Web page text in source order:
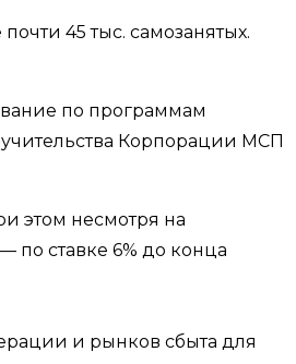
45 тыс. самозанятых.
по программам
Корпорации МСП
этом несмотря на
по ставке 6% до конца
и рынков сбыта для